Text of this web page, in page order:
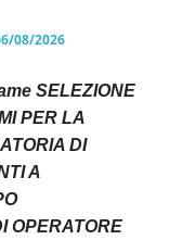
08/2026
SELEZIONE
PER LA
DI
A
OPERATORE